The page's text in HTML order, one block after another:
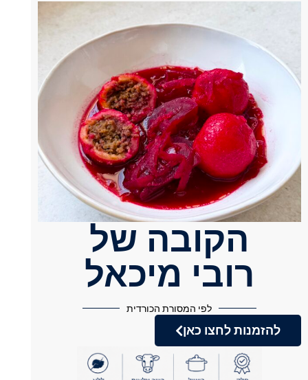
הקובה של
רובי מיכאל
לפי המסורת הכורדית
להזמנות לחצו כאן